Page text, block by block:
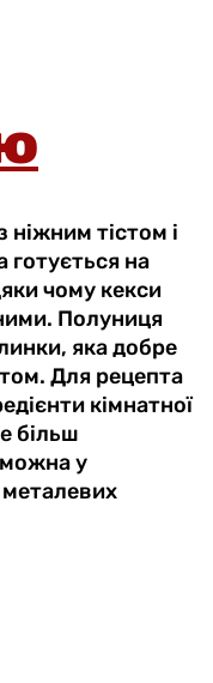
тістом і
на
чому кекси
Полуниця
яка добре
Для рецепта
кімнатної
більш
можна у